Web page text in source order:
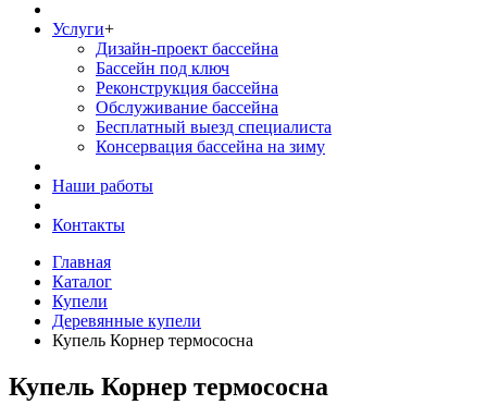
Услуги+
Дизайн-проект бассейна
Бассейн под ключ
Реконструкция бассейна
Обслуживание бассейна
Бесплатный выезд специалиста
Консервация бассейна на зиму
Наши работы
Контакты
Главная
Каталог
Купели
Деревянные купели
Купель Корнер термососна
Купель Корнер термососна